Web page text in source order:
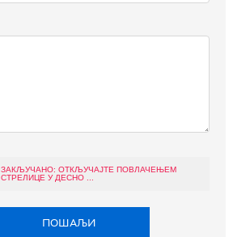
ЗАКЉУЧАНО: ОТКЉУЧАЈТЕ ПОВЛАЧЕЊЕМ
СТРЕЛИЦЕ У ДЕСНО ...
ПОШАЉИ